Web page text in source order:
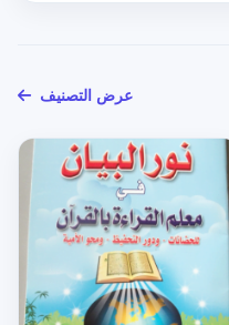
عرض التصنيف